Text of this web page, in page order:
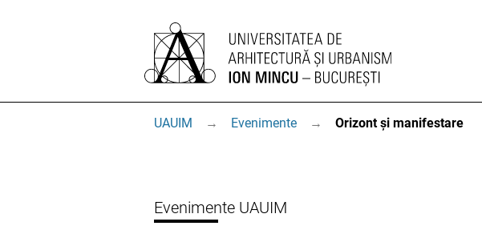
UAUIM → Evenimente → Orizont și manifestare
Evenimente UAUIM